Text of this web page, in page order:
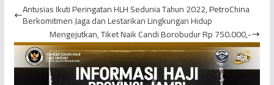
Antusias Ikuti Peringatan HLH Sedunia Tahun 2022, PetroChina
Berkomitmen Jaga dan Lestarikan Lingkungan Hidup
Mengejutkan, Tiket Naik Candi Borobudur Rp 750.000,-